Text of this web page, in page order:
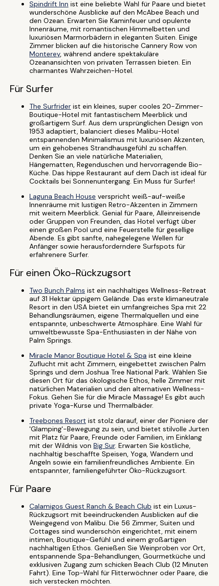
Spindrift Inn ist eine beliebte Wahl für Paare und bietet
wunderschöne Ausblicke auf den McAbee Beach und
den Ozean. Erwarten Sie Kaminfeuer und opulente
Innenräume, mit romantischen Himmelbetten und
luxuriösen Marmorbädern in eleganten Suiten. Einige
Zimmer blicken auf die historische Cannery Row von
Monterey, während andere spektakuläre
Ozeanansichten von privaten Terrassen bieten. Ein
charmantes Wahrzeichen-Hotel.
Für Surfer
The Surfrider ist ein kleines, super cooles 20-Zimmer-
Boutique-Hotel mit fantastischem Meerblick und
großartigem Surf. Aus dem ursprünglichen Design von
1953 adaptiert, balanciert dieses Malibu-Hotel
entspannenden Minimalismus mit luxuriösen Akzenten,
um ein gehobenes Strandhausgefühl zu schaffen.
Denken Sie an viele natürliche Materialien,
Hängematten, Regenduschen und hervorragende Bio-
Küche. Das hippe Restaurant auf dem Dach ist ideal für
Cocktails bei Sonnenuntergang. Ein Muss für Surfer!
Laguna Beach House verspricht weiß-auf-weiße
Innenräume mit lustigen Retro-Akzenten in Zimmern
mit weitem Meerblick. Genial für Paare, Alleinreisende
oder Gruppen von Freunden, das Hotel verfügt über
einen großen Pool und eine Feuerstelle für gesellige
Abende. Es gibt sanfte, nahegelegene Wellen für
Anfänger sowie herausforderndere Surfspots für
erfahrenere Surfer.
Für einen Öko-Rückzugsort
Two Bunch Palms ist ein nachhaltiges Wellness-Retreat
auf 31 Hektar üppigem Gelände. Das erste klimaneutrale
Resort in den USA bietet ein umfangreiches Spa mit 22
Behandlungsräumen, eigene Thermalquellen und eine
entspannte, unbeschwerte Atmosphäre. Eine Wahl für
umweltbewusste Spa-Enthusiasten in der Nähe von
Palm Springs.
Miracle Manor Boutique Hotel & Spa ist eine kleine
Zuflucht mit acht Zimmern, eingebettet zwischen Palm
Springs und dem Joshua Tree National Park. Wählen Sie
diesen Ort für das ökologische Ethos, helle Zimmer mit
natürlichen Materialien und den alternativen Wellness-
Fokus. Gehen Sie für die Miracle Massage! Es gibt auch
private Yoga-Kurse und Thermalbäder.
Treebones Resort ist stolz darauf, einer der Pioniere der
'Glamping'-Bewegung zu sein, und bietet stilvolle Jurten
mit Platz für Paare, Freunde oder Familien, im Einklang
mit der Wildnis von Big Sur. Erwarten Sie köstliche,
nachhaltig beschaffte Speisen, Yoga, Wandern und
Angeln sowie ein familienfreundliches Ambiente. Ein
entspannter, familiengeführter Öko-Rückzugsort.
Für Paare
Calamigos Guest Ranch & Beach Club ist ein Luxus-
Rückzugsort mit beeindruckenden Ausblicken auf die
Weingegend von Malibu. Die 56 Zimmer, Suiten und
Cottages sind wunderschön eingerichtet, mit einem
intimen, Boutique-Gefühl und einem großartigen
nachhaltigen Ethos. Genießen Sie Weinproben vor Ort,
entspannende Spa-Behandlungen, Gourmetküche und
exklusiven Zugang zum schicken Beach Club (12 Minuten
Fahrt). Eine Top-Wahl für Flitterwöchner oder Paare, die
sich verstecken möchten.